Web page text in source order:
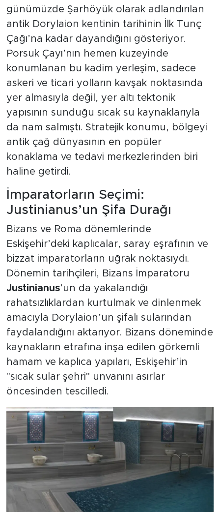
günümüzde Şarhöyük olarak adlandırılan
antik Dorylaion kentinin tarihinin İlk Tunç
Çağı’na kadar dayandığını gösteriyor.
Porsuk Çayı’nın hemen kuzeyinde
konumlanan bu kadim yerleşim, sadece
askeri ve ticari yolların kavşak noktasında
yer almasıyla değil, yer altı tektonik
yapısının sunduğu sıcak su kaynaklarıyla
da nam salmıştı. Stratejik konumu, bölgeyi
antik çağ dünyasının en popüler
konaklama ve tedavi merkezlerinden biri
haline getirdi.
İmparatorların Seçimi:
Justinianus’un Şifa Durağı
Bizans ve Roma dönemlerinde
Eskişehir’deki kaplıcalar, saray eşrafının ve
bizzat imparatorların uğrak noktasıydı.
Dönemin tarihçileri, Bizans İmparatoru
Justinianus’un da yakalandığı
rahatsızlıklardan kurtulmak ve dinlenmek
amacıyla Dorylaion’un şifalı sularından
faydalandığını aktarıyor. Bizans döneminde
kaynakların etrafına inşa edilen görkemli
hamam ve kaplıca yapıları, Eskişehir’in
"sıcak sular şehri" unvanını asırlar
öncesinden tescilledi.